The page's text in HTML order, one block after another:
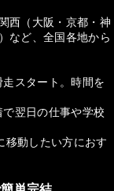
西（大阪・京都・神
など、全国各地から
走スタート。時間を
で翌日の仕事や学校
移動したい方におす